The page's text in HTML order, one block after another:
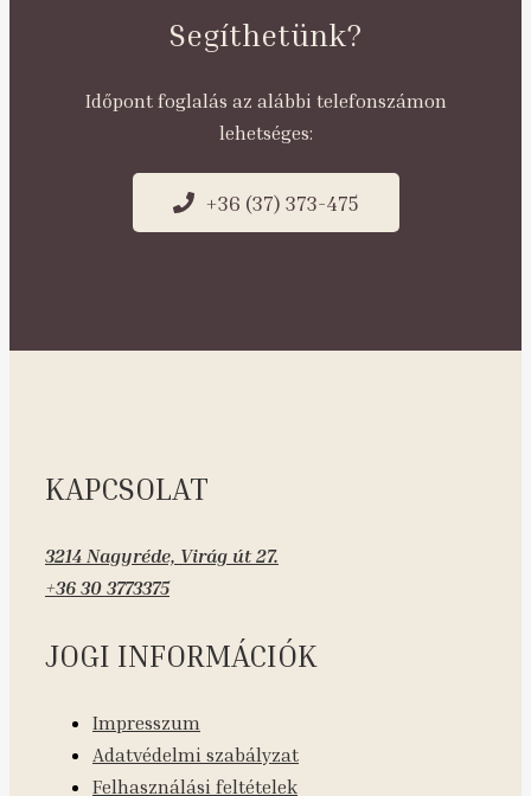
Segíthetünk?
Időpont foglalás az alábbi telefonszámon
lehetséges:
+36 (37) 373-475
KAPCSOLAT
3214 Nagyréde, Virág út 27.
+36 30 3773375
JOGI INFORMÁCIÓK
Impresszum
Adatvédelmi szabályzat
Felhasználási feltételek